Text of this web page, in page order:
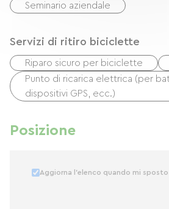
Seminario aziendale
Servizi di ritiro biciclette
Riparo sicuro per biciclette
Punto di ricarica elettrica (per
dispositivi GPS, ecc.)
Posizione
Aggiorna l'elenco quando mi sposto